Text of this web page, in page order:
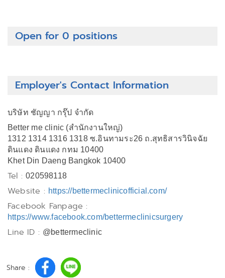
Open for 0 positions
Employer's Contact Information
บริษัท ชัญญา กรุ๊ป จำกัด
Better me clinic (สำนักงานใหญ่)
1312 1314 1316 1318 ซ.อินทามระ26 ถ.สุทธิสารวินิจฉัย
ดินแดง ดินแดง กทม 10400
Khet Din Daeng Bangkok 10400
Tel :020598118
Website : https://bettermeclinicofficial.com/
Facebook Fanpage :
https://www.facebook.com/bettermeclinicsurgery
Line ID : @bettermeclinic
Share :